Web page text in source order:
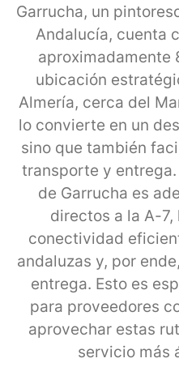
Garrucha, un
Andalucía, cuenta
aproximadamente
ubicación
Almería, cerca del
lo convierte en un
sino que también
transporte y
de Garrucha es
directos a la A-
conectividad
andaluzas y, por
entrega. Esto es
para proveedores
aprovechar estas
servicio más